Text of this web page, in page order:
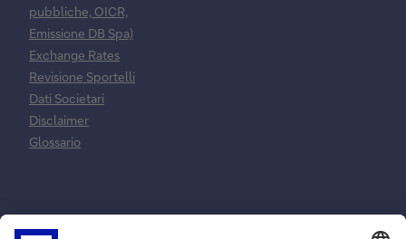
pubbliche, OICR,
Emissione DB Spa)
Exchange Rates
Revisione Sportelli
Dati Societari
Disclaimer
Glossario
Normative e